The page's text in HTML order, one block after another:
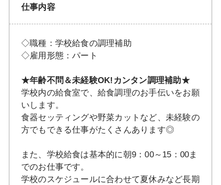
仕事内容
◇職種：学校給食の調理補助
◇雇用形態：パート
★年齢不問＆未経験OK!カンタン調理補助★
学校内の給食室で、給食調理のお手伝いをお願
いします。
食器セッティングや野菜カットなど、未経験の
方でもできる仕事がたくさんあります◎
また、学校給食は基本的に朝9：00～15：00ま
でのお仕事です。
学校のスケジュールに合わせて夏休みなど長期